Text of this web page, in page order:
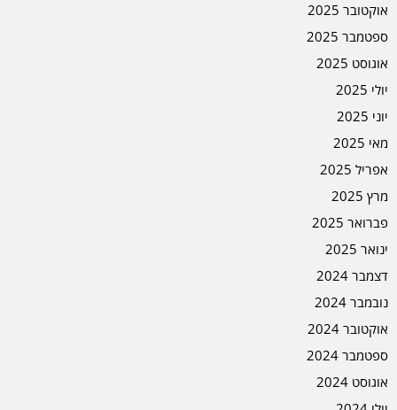
אוקטובר 2025
ספטמבר 2025
אוגוסט 2025
יולי 2025
יוני 2025
מאי 2025
אפריל 2025
מרץ 2025
פברואר 2025
ינואר 2025
דצמבר 2024
נובמבר 2024
אוקטובר 2024
ספטמבר 2024
אוגוסט 2024